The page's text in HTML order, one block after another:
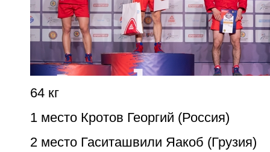
64 кг
1 место Кротов Георгий (Россия)
2 место Гаситашвили Яакоб (Грузия)